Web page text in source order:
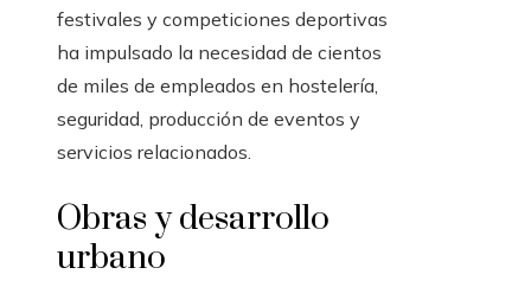
festivales y competiciones deportivas
ha impulsado la necesidad de cientos
de miles de empleados en hostelería,
seguridad, producción de eventos y
servicios relacionados.
Obras y desarrollo
urbano